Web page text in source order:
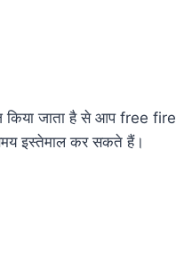
किया जाता है से आप
इस्तेमाल कर सकते हैं।